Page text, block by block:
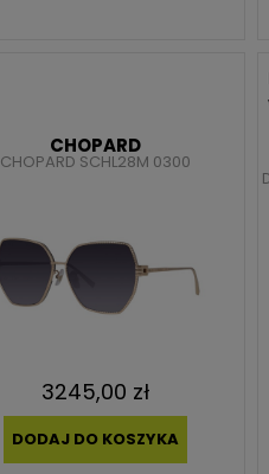
CHOPARD
CHOPARD SCHL28M 0300
3245,00 zł
DODAJ DO KOSZYKA